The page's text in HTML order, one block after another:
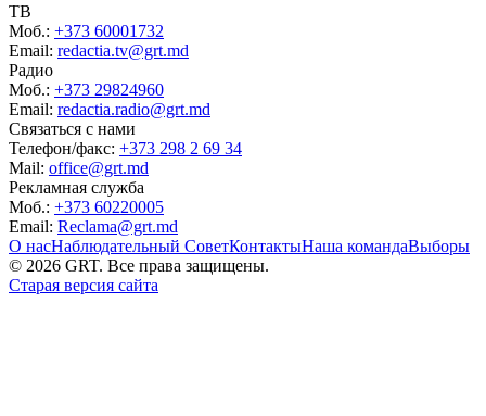
ТВ
Моб.: +373 60001732
Email: redactia.tv@grt.md
Радио
Моб.: +373 29824960
Email: redactia.radio@grt.md
Связаться с нами
Телефон/факс: +373 298 2 69 34
Mail: office@grt.md
Рекламная служба
Моб.: +373 60220005
Email: Reclama@grt.md
О насНаблюдательный СоветКонтактыНаша командаВыборы
© 2026 GRT. Все права защищены.
Старая версия сайта